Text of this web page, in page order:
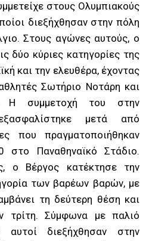
στους Ολυμπιακούς
διεξήχθησαν στην πόλη
Στους αγώνες αυτούς, ο
δύο κύριες κατηγορίες της
και την ελευθέρα, έχοντας
Σωτήριο Νοτάρη και
Η συμμετοχή του στην
μετά από
που πραγματοποιήθηκαν
στο Παναθηναϊκό Στάδιο.
ο Βέργος κατέκτησε την
των βαρέων βαρών, με
τη δεύτερη θέση και
τρίτη. Σύμφωνα με παλιό
διεξήχθησαν στην